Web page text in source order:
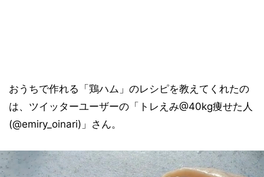
おうちで作れる「鶏ハム」のレシピを教えてくれたの
は、ツイッターユーザーの「トレえみ@40kg痩せた人
(@emiry_oinari)」さん。